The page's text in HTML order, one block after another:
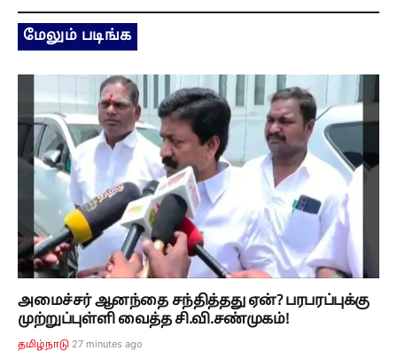
மேலும் படிங்க
அமைச்சர் ஆனந்தை சந்தித்தது ஏன்? பரபரப்புக்கு
முற்றுப்புள்ளி வைத்த சி.வி.சண்முகம்!
தமிழ்நாடு 27 minutes ago